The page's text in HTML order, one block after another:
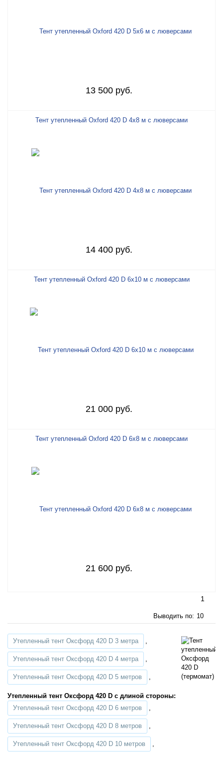
13 500 руб.
Тент утепленный Oxford 420 D 4х8 м с люверсами
14 400 руб.
Тент утепленный Oxford 420 D 6х10 м с люверсами
21 000 руб.
Тент утепленный Oxford 420 D 6х8 м с люверсами
21 600 руб.
1
Выводить по: 10
Утепленный тент Оксфорд 420 D с длиной стороны:
Утепленный тент Оксфорд 420 D 3 метра
Утепленный тент Оксфорд 420 D 4 метра
Утепленный тент Оксфорд 420 D 5 метров
Утепленный тент Оксфорд 420 D 6 метров
Утепленный тент Оксфорд 420 D 8 метров
Утепленный тент Оксфорд 420 D 10 метров